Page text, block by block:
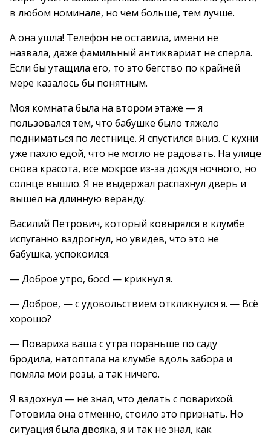
в любом номинале, но чем больше, тем лучше.
А она ушла! Телефон не оставила, имени не
назвала, даже фамильный антиквариат не сперла.
Если бы утащила его, то это бегство по крайней
мере казалось бы понятным.
Моя комната была на втором этаже — я
пользовался тем, что бабушке было тяжело
подниматься по лестнице. Я спустился вниз. С кухни
уже пахло едой, что не могло не радовать. На улице
снова красота, все мокрое из-за дождя ночного, но
солнце вышло. Я не выдержал распахнул дверь и
вышел на длинную веранду.
Василий Петрович, который ковырялся в клумбе
испуганно вздрогнул, но увидев, что это не
бабушка, успокоился.
— Доброе утро, босс! — крикнул я.
— Доброе, — с удовольствием откликнулся я. — Всё
хорошо?
— Повариха ваша с утра пораньше по саду
бродила, натоптала на клумбе вдоль забора и
помяла мои розы, а так ничего.
Я вздохнул — не знал, что делать с поварихой.
Готовила она отменно, стоило это признать. Но
ситуация была двояка, я и так не знал, как